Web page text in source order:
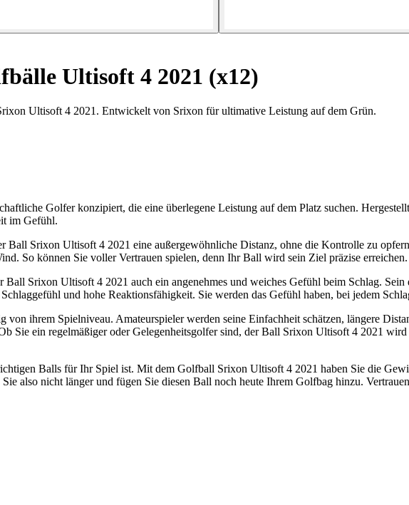
Ultisoft 4 2021 (x12)
Ultisoft 4 2021. Entwickelt von Srixon für ultimative Leistung auf dem Grün.
Golfer konzipiert, die eine überlegene Leistung auf dem Platz suchen.
im Gefühl.
Ball Srixon Ultisoft 4 2021 eine außergewöhnliche Distanz, ohne die Kontrolle zu
So können Sie voller Vertrauen spielen, denn Ihr Ball wird sein Ziel präzise erreichen.
Ball Srixon Ultisoft 4 2021 auch ein angenehmes und weiches Gefühl beim Schlag.
und hohe Reaktionsfähigkeit. Sie werden das Gefühl haben, bei jedem
ihrem Spielniveau. Amateurspieler werden seine Einfachheit schätzen, längere
Sie ein regelmäßiger oder Gelegenheitsgolfer sind, der Ball Srixon Ultisoft 4 2021
Balls für Ihr Spiel ist. Mit dem Golfball Srixon Ultisoft 4 2021 haben Sie die
also nicht länger und fügen Sie diesen Ball noch heute Ihrem Golfbag hinzu.